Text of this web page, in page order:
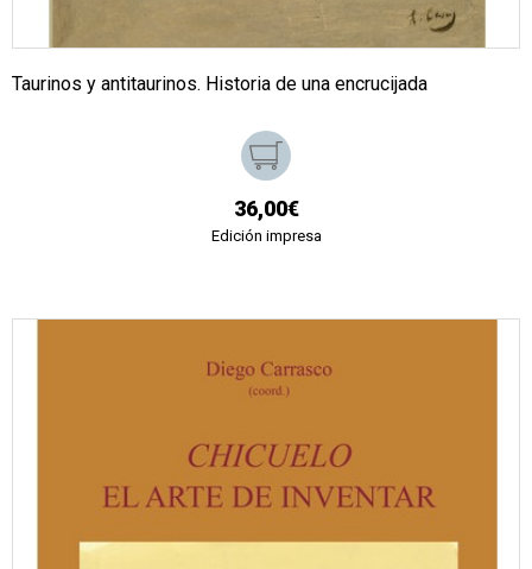
Taurinos y antitaurinos. Historia de una encrucijada
36,00€
Edición impresa